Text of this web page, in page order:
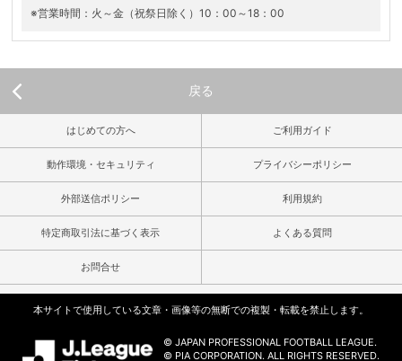
※営業時間：火～金（祝祭日除く）10：00～18：00
戻る
はじめての方へ ご利用ガイド
動作環境・セキュリティ プライバシーポリシー
外部送信ポリシー 利用規約
特定商取引法に基づく表示 よくある質問
お問合せ
本サイトで使用している文章・画像等の無断での複製・転載を禁止します。
© JAPAN PROFESSIONAL FOOTBALL LEAGUE.
© PIA CORPORATION. ALL RIGHTS RESERVED.